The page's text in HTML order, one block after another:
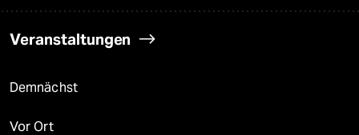
Veranstaltungen
Demnächst
Vor Ort